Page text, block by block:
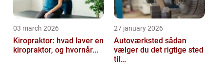
03 march 2026
Kiropraktor: hvad laver en
kiropraktor, og hvornår...
27 january 2026
Autoværksted sådan
vælger du det rigtige sted
til...